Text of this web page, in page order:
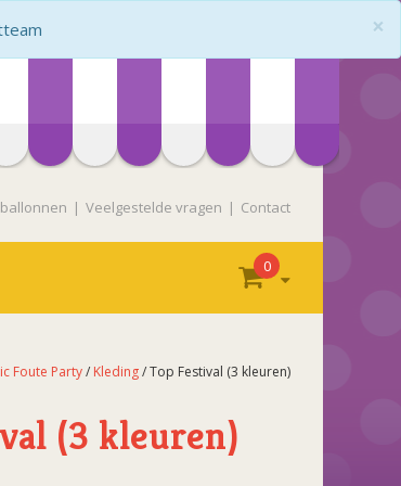
×
Veelgestelde vragen Contact
0
Foute Party/ Kleding/ Top Festival (3 kleuren)
(3 kleuren)